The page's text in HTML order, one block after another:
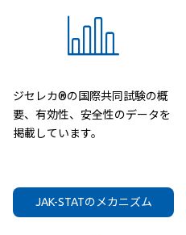
ジセレカ®の国際共同試験の概
要、有効性、安全性のデータを
掲載しています。
JAK-STATのメカニズム